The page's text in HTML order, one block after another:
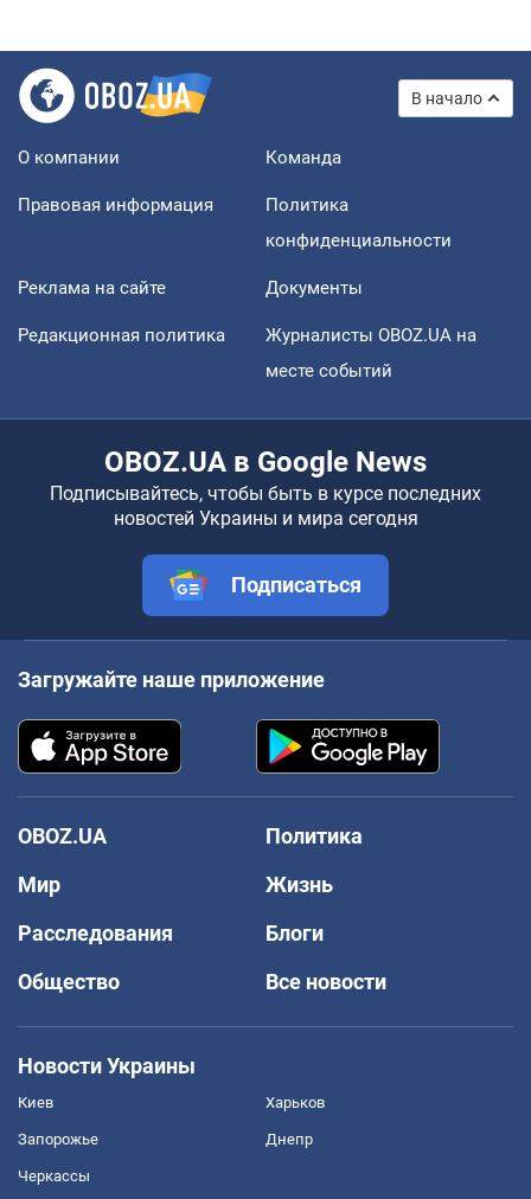
В начало
О компании Команда
Правовая информация
Политика
конфиденциальности
Реклама на сайте Документы
Редакционная политика
Журналисты OBOZ.UA на
месте событий
OBOZ.UA в Google News
Подписывайтесь, чтобы быть в курсе последних
новостей Украины и мира сегодня
Подписаться
Загружайте наше приложение
OBOZ.UA
Политика
Мир
Жизнь
Расследования
Блоги
Общество
Все новости
Новости Украины
Киев Харьков
Запорожье Днепр
Черкассы